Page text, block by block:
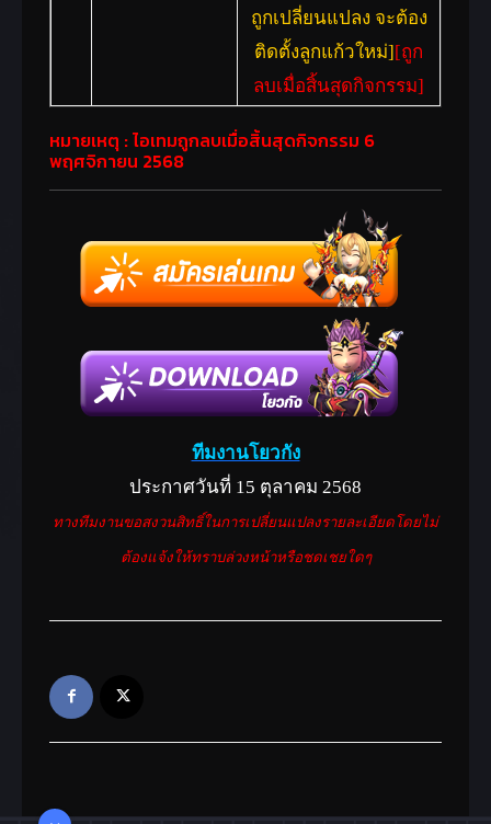
ถูกเปลี่ยนแปลง จะต้อง
ติดตั้งลูกแก้วใหม่][ถูก
ลบเมื่อสิ้นสุดกิจกรรม]
หมายเหตุ : ไอเทมถูกลบเมื่อสิ้นสุดกิจกรรม 6
พฤศจิกายน 2568
ทีมงานโยวกัง
ประกาศวันที่ 15 ตุลาคม 2568
ทางทีมงานขอสงวนสิทธิ์ในการเปลี่ยนแปลงรายละเอียดโดยไม่
ต้องแจ้งให้ทราบล่วงหน้าหรือชดเชยใดๆ